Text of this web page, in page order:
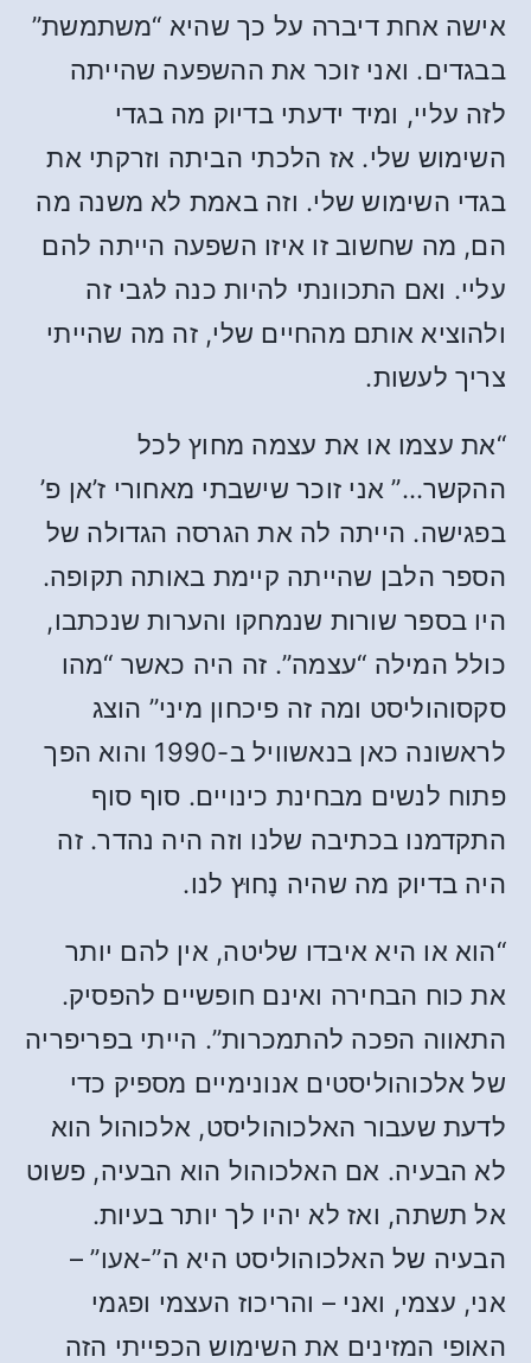
אישה אחת דיברה על כך שהיא “משתמשת”
בבגדים. ואני זוכר את ההשפעה שהייתה
לזה עליי, ומיד ידעתי בדיוק מה בגדי
השימוש שלי. אז הלכתי הביתה וזרקתי את
בגדי השימוש שלי. וזה באמת לא משנה מה
הם, מה שחשוב זו איזו השפעה הייתה להם
עליי. ואם התכוונתי להיות כנה לגבי זה
ולהוציא אותם מהחיים שלי, זה מה שהייתי
צריך לעשות.
“את עצמו או את עצמה מחוץ לכל
ההקשר…” אני זוכר שישבתי מאחורי ז’אן פ’
בפגישה. הייתה לה את הגרסה הגדולה של
הספר הלבן שהייתה קיימת באותה תקופה.
היו בספר שורות שנמחקו והערות שנכתבו,
כולל המילה “עצמה”. זה היה כאשר “מהו
סקסוהוליסט ומה זה פיכחון מיני” הוצג
לראשונה כאן בנאשוויל ב-1990 והוא הפך
פתוח לנשים מבחינת כינויים. סוף סוף
התקדמנו בכתיבה שלנו וזה היה נהדר. זה
היה בדיוק מה שהיה נָחוּץ לנו.
“הוא או היא איבדו שליטה, אין להם יותר
את כוח הבחירה ואינם חופשיים להפסיק.
התאווה הפכה להתמכרות”. הייתי בפריפריה
של אלכוהוליסטים אנונימיים מספיק כדי
לדעת שעבור האלכוהוליסט, אלכוהול הוא
לא הבעיה. אם האלכוהול הוא הבעיה, פשוט
אל תשתה, ואז לא יהיו לך יותר בעיות.
הבעיה של האלכוהוליסט היא ה”-אעו” –
אני, עצמי, ואני – והריכוז העצמי ופגמי
האופי המזינים את השימוש הכפייתי הזה